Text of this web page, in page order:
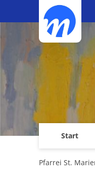
Zum Inhalt springen
Start
Pfarrei St.